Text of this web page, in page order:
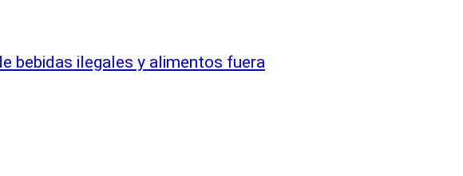
bebidas ilegales y alimentos fuera